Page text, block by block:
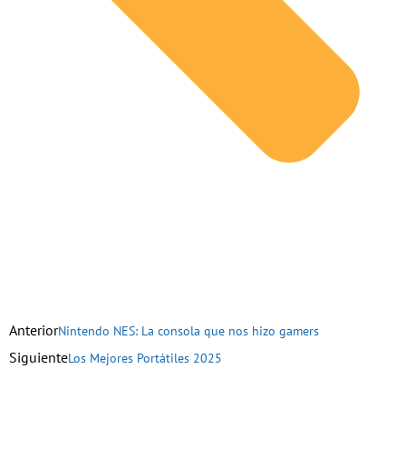
AnteriorNintendo NES: La consola que nos hizo gamers
SiguienteLos Mejores Portátiles 2025